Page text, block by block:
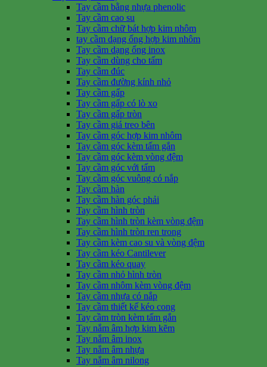
Tay cầm bằng nhựa phenolic
Tay cầm cao su
Tay cầm chữ bát hợp kim nhôm
tay cầm dạng ống hợp kim nhôm
Tay cầm dạng ống inox
Tay cầm dùng cho tấm
Tay cầm đúc
Tay cầm đường kính nhỏ
Tay cầm gấp
Tay cầm gấp có lò xo
Tay cầm gấp tròn
Tay cầm giá treo bên
Tay cầm góc hợp kim nhôm
Tay cầm góc kèm tấm gắn
Tay cầm góc kèm vòng đệm
Tay cầm góc với tấm
Tay cầm góc vuông có nắp
Tay cầm hàn
Tay cầm hàn góc phải
Tay cầm hình tròn
Tay cầm hình tròn kèm vòng đệm
Tay cầm hình tròn ren trong
Tay cầm kèm cao su và vòng đệm
Tay cầm kéo Cantilever
Tay cầm kéo quay
Tay cầm nhỏ hình tròn
Tay cầm nhôm kèm vòng đệm
Tay cầm nhựa có nắp
Tay cầm thiết kế kéo cong
Tay cầm tròn kèm tấm gắn
Tay nắm âm hợp kim kẽm
Tay nắm âm inox
Tay nắm âm nhựa
Tay nắm âm nilong